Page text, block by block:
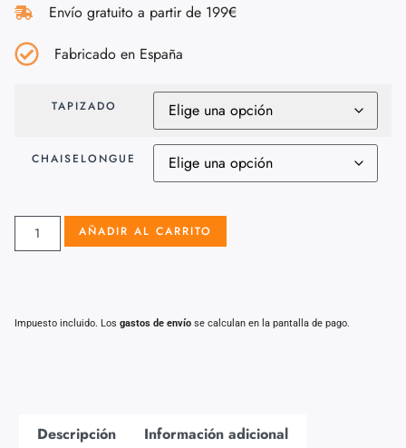
Envío gratuito a partir de 199€
Fabricado en España
TAPIZADO
CHAISELONGUE
AÑADIR AL CARRITO
Impuesto incluido. Los gastos de envío se calculan en la pantalla de pago.
Descripción Información adicional